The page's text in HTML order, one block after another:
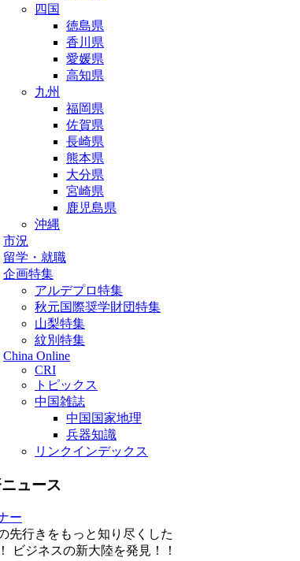
四国
徳島県
香川県
愛媛県
高知県
九州
福岡県
佐賀県
長崎県
熊本県
大分県
宮崎県
鹿児島県
沖縄
市況
留学・就職
企画特集
アルデプロ特集
秋元国際奨学財団特集
山梨特集
紋別特集
China Online
CRI
トピックス
中国雑誌
中国国家地理
兵器知識
リンクインデックス
ュース
先行きをもっと知り尽くした
ビジネスの新大陸を発見！！